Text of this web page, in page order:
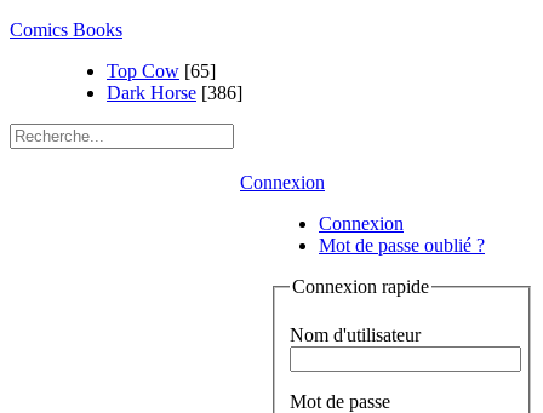
Comics Books
Top Cow [65]
Dark Horse [386]
Connexion
Connexion
Mot de passe oublié ?
Connexion rapide
Nom d'utilisateur
Mot de passe